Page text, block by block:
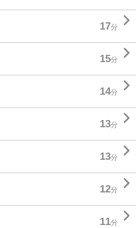
17分 
15分 
14分 
13分 
13分 
12分 
11分 